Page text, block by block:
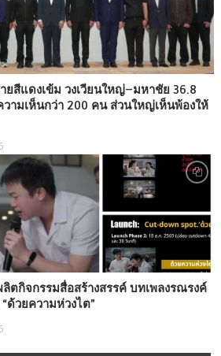
ยสีแดงเข้ม วงเวียนใหญ่–มหาชัย 36.8
ามเห็นกว่า 200 คน ส่วนใหญ่เห็นพ้องให้
ตกิจกรรมสื่อสร้างสรรค์ บทเพลงรณรงค์
ด้วยความห่วงไต”